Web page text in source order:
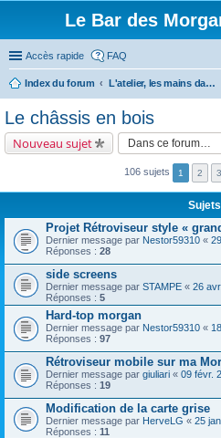
Le Bar des
Accès rapide FAQ
Index du forum L'atelier, les mains dans le cambouis.
Le châssis en bois
Nouveau sujet
106 sujets 1 2 3
Sujets
Projet Rétroviseur style «
Dernier message par Nestor59310 «
Réponses : 28
side screens
Dernier message par STAMPE « 26
Réponses : 5
Hard-top morgan
Dernier message par Nestor59310 «
Réponses : 97
Rétroviseur mobile sur ma
Dernier message par giuliari « 09 févr.
Réponses : 19
Modification de la carte grise
Dernier message par HerveLG « 25
Réponses : 11